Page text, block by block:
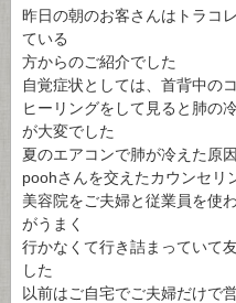
昨日の朝のお客さんはトラコ
ている
方からのご紹介でした
自覚症状としては、首背中の
ヒーリングをして見ると肺の
が大変でした
夏のエアコンで肺が冷えた原
poohさんを交えたカウンセリ
美容院をご夫婦と従業員を使
がうまく
行かなくて行き詰まっていて
した
以前はご自宅でご夫婦だけで